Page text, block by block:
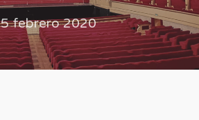
febrero 2020